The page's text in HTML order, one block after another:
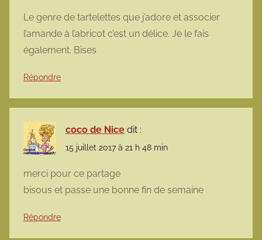
Le genre de tartelettes que j’adore et associer
l’amande à l’abricot c’est un délice. Je le fais
également. Bises
Répondre
coco de Nice dit :
15 juillet 2017 à 21 h 48 min
merci pour ce partage
bisous et passe une bonne fin de semaine
Répondre